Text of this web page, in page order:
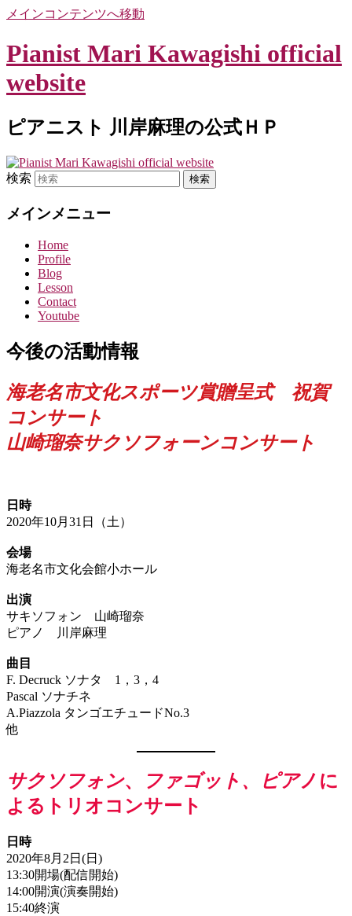
メインコンテンツへ移動
Pianist Mari Kawagishi official
website
ピアニスト 川岸麻理の公式ＨＰ
検索
メインメニュー
Home
Profile
Blog
Lesson
Contact
Youtube
今後の活動情報
海老名市文化スポーツ賞贈呈式 祝賀
コンサート
山崎瑠奈サクソフォーンコンサート
日時
2020年10月31日（土）
会場
海老名市文化会館小ホール
出演
サキソフォン 山崎瑠奈
ピアノ 川岸麻理
曲目
F. Decruck ソナタ 1，3，4
Pascal ソナチネ
A.Piazzola タンゴエチュードNo.3
他
サクソフォン、 ファゴット、ピアノに
よるトリオコンサート
日時
2020年8月2日(日)
13:30開場(配信開始)
14:00開演(演奏開始)
15:40終演